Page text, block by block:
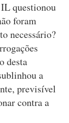
IL questionou
foram
necessário?
desta
a
previsível
contra a